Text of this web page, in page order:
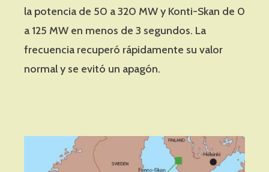
la potencia de 50 a 320 MW y Konti-Skan de 0
a 125 MW en menos de 3 segundos. La
frecuencia recuperó rápidamente su valor
normal y se evitó un apagón.